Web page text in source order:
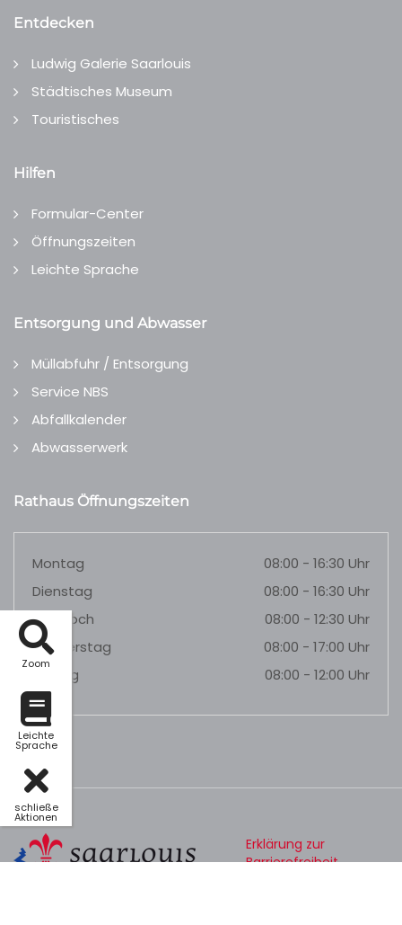
Zoom
Leichte
Sprache
schließe
Aktionen
Entdecken
Ludwig Galerie Saarlouis
Städtisches Museum
Touristisches
Hilfen
Formular-Center
Öffnungszeiten
Leichte Sprache
Entsorgung und Abwasser
Müllabfuhr / Entsorgung
Service NBS
Abfallkalender
Abwasserwerk
Rathaus Öffnungszeiten
Montag
08:00 - 16:30 Uhr
Dienstag
08:00 - 16:30 Uhr
Mittwoch
08:00 - 12:30 Uhr
Donnerstag
08:00 - 17:00 Uhr
Freitag
08:00 - 12:00 Uhr
Erklärung zur
Barrierefreiheit